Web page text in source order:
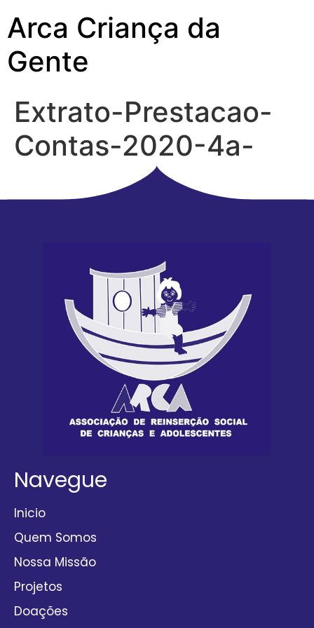
Arca Criança da
Gente
Extrato-Prestacao-
Contas-2020-4a-
Navegue
Inicio
Quem Somos
Nossa Missão
Projetos
Doações